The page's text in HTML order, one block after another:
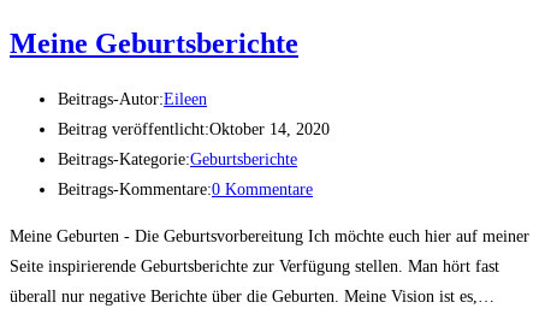
Meine Geburtsberichte
Beitrags-Autor:Eileen
Beitrag veröffentlicht:Oktober 14, 2020
Beitrags-Kategorie:Geburtsberichte
Beitrags-Kommentare:0 Kommentare
Meine Geburten - Die Geburtsvorbereitung Ich möchte euch hier auf meiner
Seite inspirierende Geburtsberichte zur Verfügung stellen. Man hört fast
überall nur negative Berichte über die Geburten. Meine Vision ist es,…